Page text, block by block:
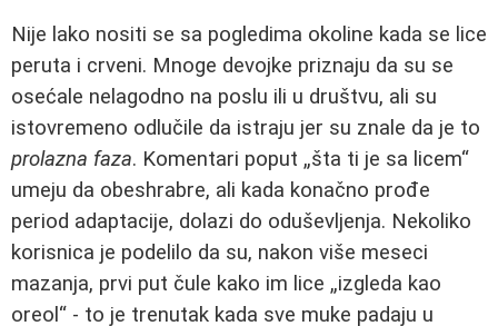
Nije lako nositi se sa pogledima okoline kada se lice
peruta i crveni. Mnoge devojke priznaju da su se
osećale nelagodno na poslu ili u društvu, ali su
istovremeno odlučile da istraju jer su znale da je to
prolazna faza. Komentari poput „šta ti je sa licem“
umeju da obeshrabre, ali kada konačno prođe
period adaptacije, dolazi do oduševljenja. Nekoliko
korisnica je podelilo da su, nakon više meseci
mazanja, prvi put čule kako im lice „izgleda kao
oreol“ - to je trenutak kada sve muke padaju u